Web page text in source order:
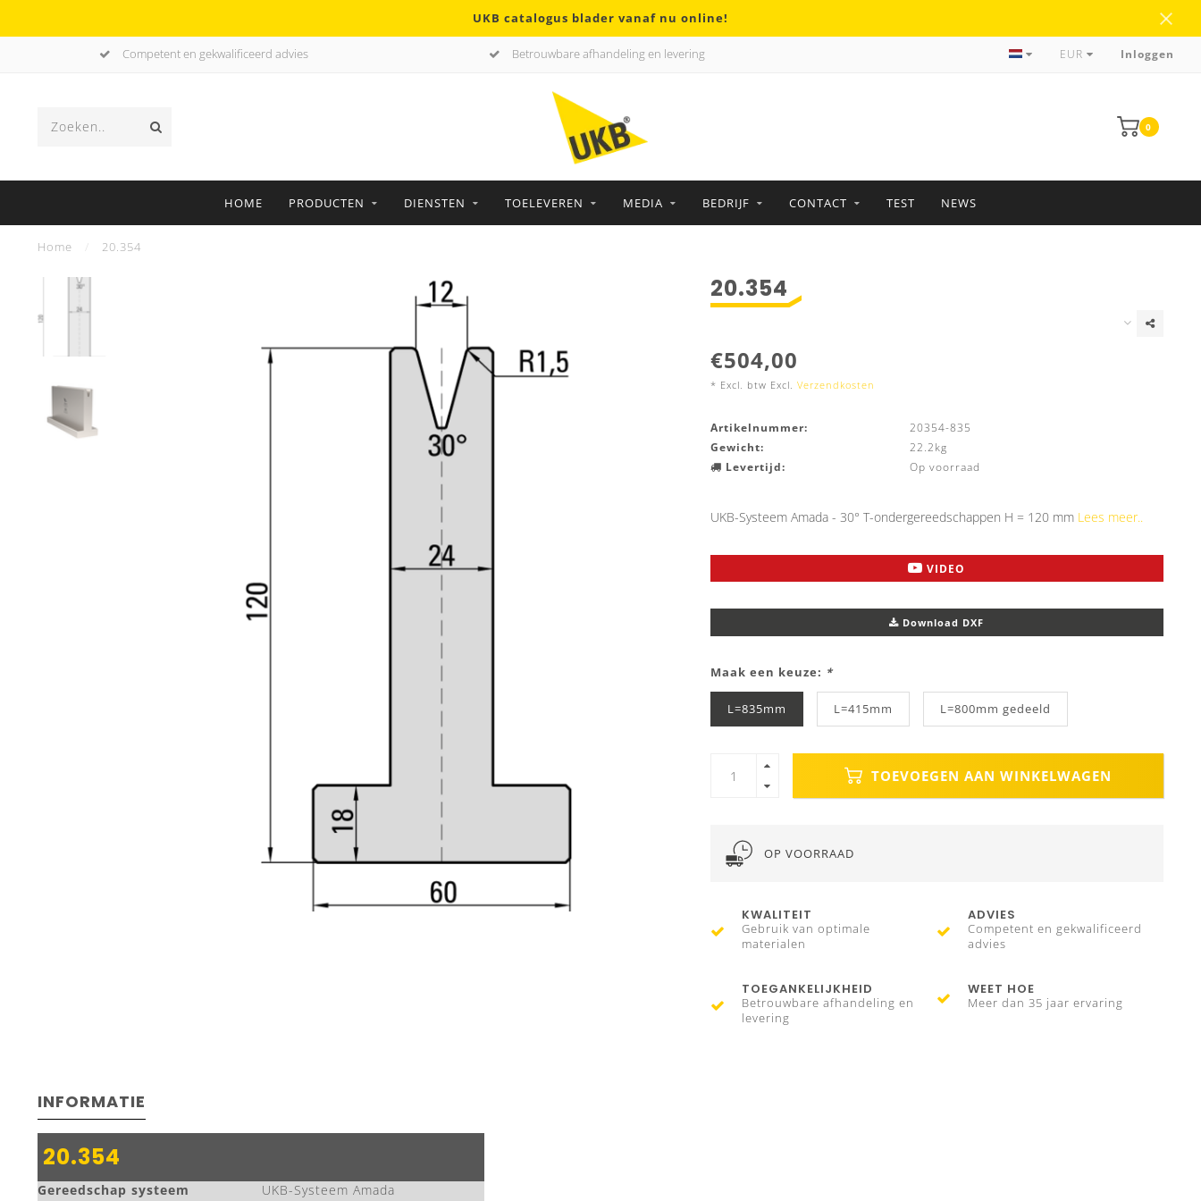
UKB catalogus blader vanaf nu online!
Competent en gekwalificeerd advies Betrouwbare afhandeling en levering Meer dan 35 jaar ervaringEUR Inloggen
0
HOME PRODUCTEN DIENSTEN TOELEVEREN MEDIA BEDRIJF CONTACT TEST NEWS
Home 20.354
20.354
€504,00
* Excl. btw Excl. Verzendkosten
Artikelnummer:
20354-835
Gewicht:
22.2kg
Levertijd:
Op voorraad
UKB-Systeem Amada - 30° T-ondergereedschappen H = 120 mm Lees meer..
VIDEO
Download DXF
Maak een keuze: *
L=835mm L=415mm L=800mm gedeeld
TOEVOEGEN AAN WINKELWAGEN
OP VOORRAAD
KWALITEIT
Gebruik van optimale
materialen
ADVIES
Competent en gekwalificeerd
advies
TOEGANKELIJKHEID
Betrouwbare afhandeling en
levering
WEET HOE
Meer dan 35 jaar ervaring
INFORMATIE
20.354
Gereedschap systeem
UKB-Systeem Amada